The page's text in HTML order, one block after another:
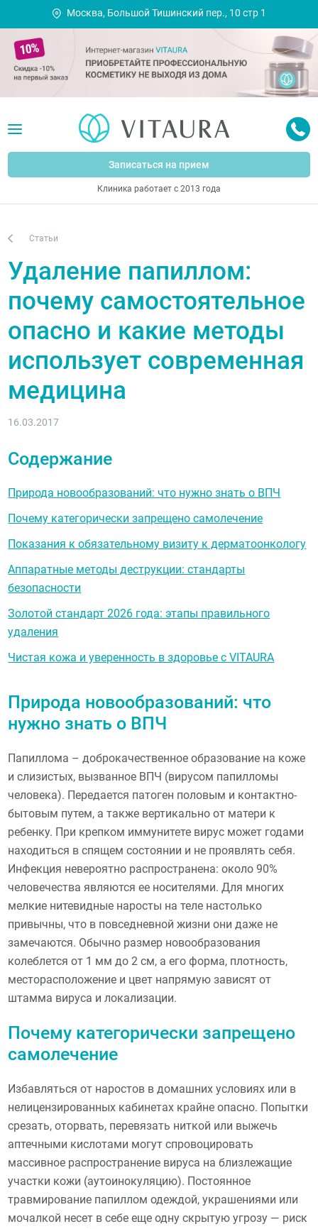
Москва, Большой Тишинский пер., 10 стр 1
Записаться на прием
Клиника работает с 2013 года
Статьи
Удаление папиллом:
почему самостоятельное
опасно и какие методы
использует современная
медицина
16.03.2017
Содержание
Природа новообразований: что нужно знать о ВПЧ
Почему категорически запрещено самолечение
Показания к обязательному визиту к дерматоонкологу
Аппаратные методы деструкции: стандарты
безопасности
Золотой стандарт 2026 года: этапы правильного
удаления
Чистая кожа и уверенность в здоровье с VITAURA
Природа новообразований: что
нужно знать о ВПЧ
Папиллома – доброкачественное образование на коже
и слизистых, вызванное ВПЧ (вирусом папилломы
человека). Передается патоген половым и контактно-
бытовым путем, а также вертикально от матери к
ребенку. При крепком иммунитете вирус может годами
находиться в спящем состоянии и не проявлять себя.
Инфекция невероятно распространена: около 90%
человечества являются ее носителями. Для многих
мелкие нитевидные наросты на теле настолько
привычны, что в повседневной жизни они даже не
замечаются. Обычно размер новообразования
колеблется от 1 мм до 2 см, а его форма, плотность,
месторасположение и цвет напрямую зависят от
штамма вируса и локализации.
Почему категорически запрещено
самолечение
Избавляться от наростов в домашних условиях или в
нелицензированных кабинетах крайне опасно. Попытки
срезать, оторвать, перевязать ниткой или выжечь
аптечными кислотами могут спровоцировать
массивное распространение вируса на близлежащие
участки кожи (аутоинокуляцию). Постоянное
травмирование папиллом одеждой, украшениями или
мочалкой несет в себе еще одну скрытую угрозу — риск